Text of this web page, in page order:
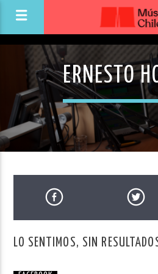
ERNESTO
LO SENTIMOS, SIN